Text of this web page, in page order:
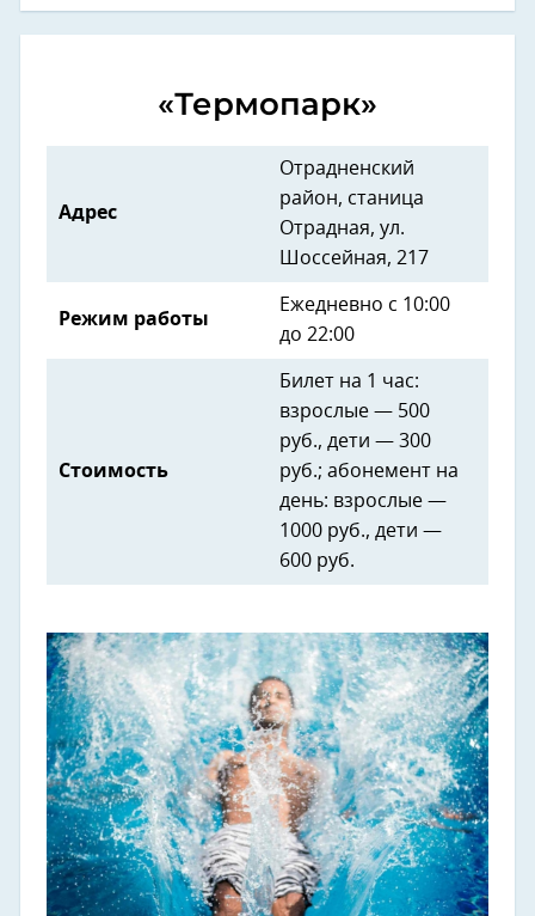
«Термопарк»
Адрес
Отрадненский
район, станица
Отрадная, ул.
Шоссейная, 217
Режим работы
Ежедневно с 10:00
до 22:00
Стоимость
Билет на 1 час:
взрослые — 500
руб., дети — 300
руб.; абонемент на
день: взрослые —
1000 руб., дети —
600 руб.